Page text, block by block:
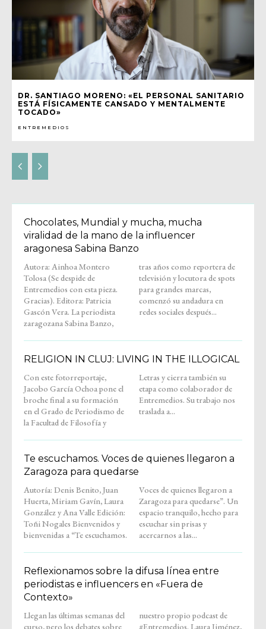
DR. SANTIAGO MORENO: «EL PERSONAL SANITARIO
ESTÁ FÍSICAMENTE CANSADO Y MENTALMENTE
TOCADO»
ENTREMEDIOS
Chocolates, Mundial y mucha, mucha
viralidad de la mano de la influencer
aragonesa Sabina Banzo
Autora: Ainhoa Montero
Tolosa (Se despide de
Entremedios con esta pieza.
Gracias). Editora: Patricia
Gascón Vera. La periodista
zaragozana Sabina Banzo,
tras años como reportera de
televisión y locutora de spots
para grandes marcas,
comenzó su andadura en
redes sociales después...
RELIGION IN CLUJ: LIVING IN THE ILLOGICAL
Con este fotorreportaje,
Jacobo García Ochoa pone el
broche final a su formación
en el Grado de Periodismo de
la Facultad de Filosofía y
Letras y cierra también su
etapa como colaborador de
Entremedios. Su trabajo nos
traslada a...
Te escuchamos. Voces de quienes llegaron a
Zaragoza para quedarse
Autoría: Denis Benito, Juan
Huerta, Miriam Gavín, Laura
González y Ana Valle Edición:
Toñi Nogales Bienvenidos y
bienvenidas a “Te escuchamos.
Voces de quienes llegaron a
Zaragoza para quedarse”. Un
espacio tranquilo, hecho para
escuchar sin prisas y
acercarnos a las...
Reflexionamos sobre la difusa línea entre
periodistas e influencers en «Fuera de
Contexto»
Llegan las últimas semanas del
curso, pero los debates sobre
nuestro propio podcast de
#Entremedios. Laura Jiménez,